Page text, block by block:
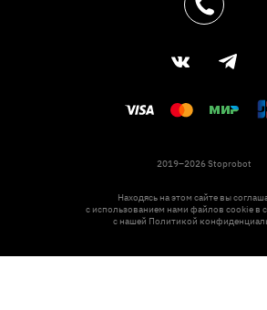
2019–2026 Stoprobot
Находясь на этом сайте вы
с использованием нами файлов cookie в
с нашей Политикой